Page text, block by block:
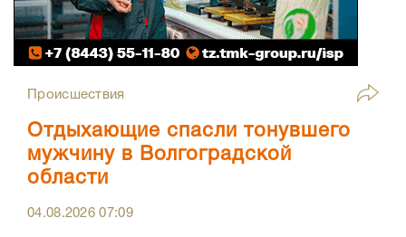
Происшествия
Отдыхающие спасли тонувшего
мужчину в Волгоградской
области
04.08.202607:09